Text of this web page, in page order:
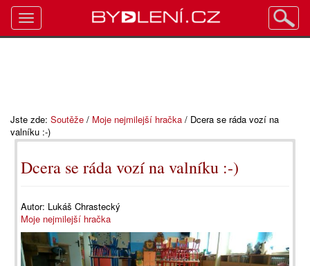
Jste zde: Soutěže / Moje nejmilejší hračka / Dcera se ráda vozí na
valníku :-)
Dcera se ráda vozí na valníku :-)
Autor: Lukáš Chrastecký
Moje nejmilejší hračka
Toggle
navigation